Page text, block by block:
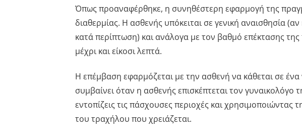
Όπως προαναφέρθηκε, η συνηθέστερη εφαρμογή της
διαθερμίας. Η ασθενής υπόκειται σε γενική αναισθησία
κατά περίπτωση) και ανάλογα με τον βαθμό επέκτασης
μέχρι και είκοσι λεπτά.
Η επέμβαση εφαρμόζεται με την ασθενή να κάθεται σε
συμβαίνει όταν η ασθενής επισκέπτεται τον γυναικολόγο
εντοπίζεις τις πάσχουσες περιοχές και χρησιμοποιώντας
του τραχήλου που χρειάζεται.